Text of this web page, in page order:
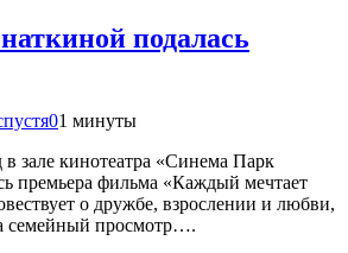
подалась
01 минуты
в зале кинотеатра «Синема Парк
премьера фильма «Каждый мечтает
о дружбе, взрослении и любви,
семейный просмотр….